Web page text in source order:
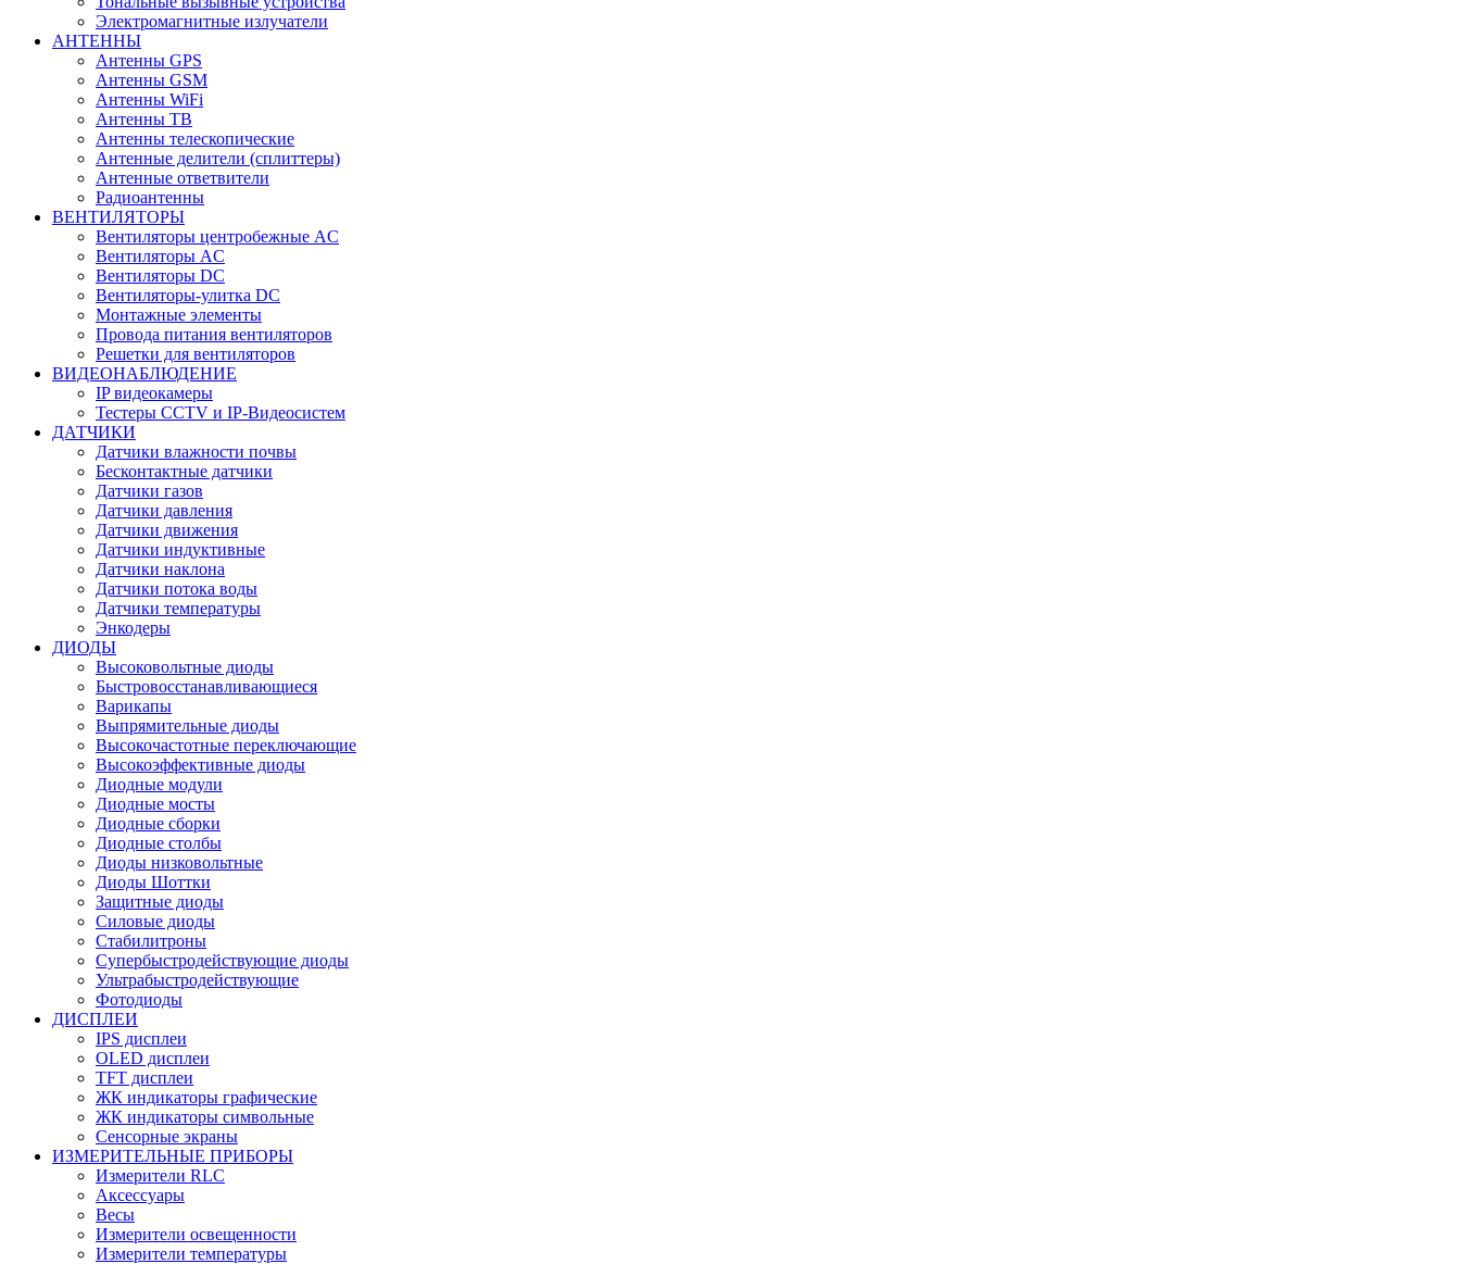
Электромагнитные излучатели
АНТЕННЫ
Антенны GPS
Антенны GSM
Антенны WiFi
Антенны ТВ
Антенны телескопические
Антенные делители (сплиттеры)
Антенные ответвители
Радиоантенны
ВЕНТИЛЯТОРЫ
Вентиляторы центробежные AC
Вентиляторы AC
Вентиляторы DC
Вентиляторы-улитка DC
Монтажные элементы
Провода питания вентиляторов
Решетки для вентиляторов
ВИДЕОНАБЛЮДЕНИЕ
IP видеокамеры
Тестеры CCTV и IP-Видеосистем
ДАТЧИКИ
Датчики влажности почвы
Бесконтактные датчики
Датчики газов
Датчики давления
Датчики движения
Датчики индуктивные
Датчики наклона
Датчики потока воды
Датчики температуры
Энкодеры
ДИОДЫ
Высоковольтные диоды
Быстровосстанавливающиеся
Варикапы
Выпрямительные диоды
Высокочастотные переключающие
Высокоэффективные диоды
Диодные модули
Диодные мосты
Диодные сборки
Диодные столбы
Диоды низковольтные
Диоды Шоттки
Защитные диоды
Силовые диоды
Стабилитроны
Супербыстродействующие диоды
Ультрабыстродействующие
Фотодиоды
ДИСПЛЕИ
IPS дисплеи
OLED дисплеи
TFT дисплеи
ЖК индикаторы графические
ЖК индикаторы символьные
Сенсорные экраны
ИЗМЕРИТЕЛЬНЫЕ ПРИБОРЫ
Измерители RLC
Аксессуары
Весы
Измерители освещенности
Измерители температуры